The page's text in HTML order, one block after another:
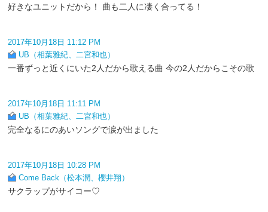
好きなユニットだから！ 曲も二人に凄く合ってる！
2017年10月18日 11:12 PM
UB（相葉雅紀、二宮和也）
一番ずっと近くにいた2人だから歌える曲 今の2人だからこその歌
2017年10月18日 11:11 PM
UB（相葉雅紀、二宮和也）
完全なるにのあいソングで涙が出ました
2017年10月18日 10:28 PM
Come Back（松本潤、櫻井翔）
サクラップがサイコー♡